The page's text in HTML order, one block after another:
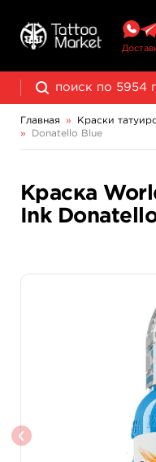
Главная » Краски
»
Donatello Blue
Краска
Ink